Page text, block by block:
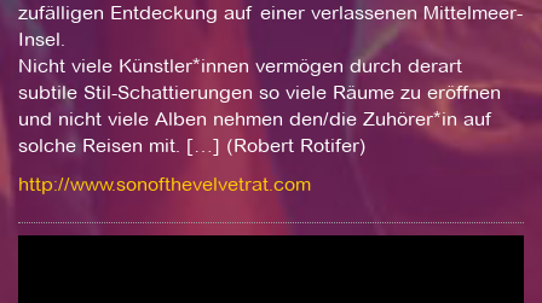
zufälligen Entdeckung auf einer verlassenen Mittelmeer-
Insel.
Nicht viele Künstler*innen vermögen durch derart
subtile Stil-Schattierungen so viele Räume zu eröffnen
und nicht viele Alben nehmen den/die Zuhörer*in auf
solche Reisen mit. […] (Robert Rotifer)
http://www.sonofthevelvetrat.com